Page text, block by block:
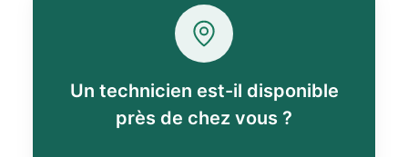
Un technicien est-il disponible
près de chez vous ?